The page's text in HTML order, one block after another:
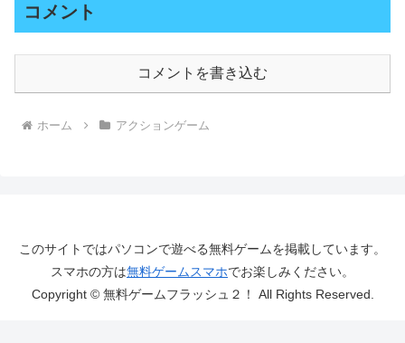
コメント
コメントを書き込む
ホーム アクションゲーム
このサイトではパソコンで遊べる無料ゲームを掲載しています。
スマホの方は無料ゲームスマホでお楽しみください。
Copyright © 無料ゲームフラッシュ２！ All Rights Reserved.